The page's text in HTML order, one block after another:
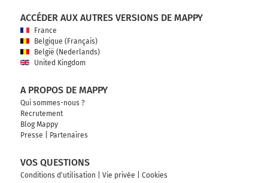
ACCÉDER AUX AUTRES VERSIONS DE MAPPY
France
Belgique (Français)
België (Nederlands)
United Kingdom
A PROPOS DE MAPPY
Qui sommes-nous ?
Recrutement
Blog Mappy
Presse
Partenaires
VOS QUESTIONS
Conditions d'utilisation Vie privée
Cookies